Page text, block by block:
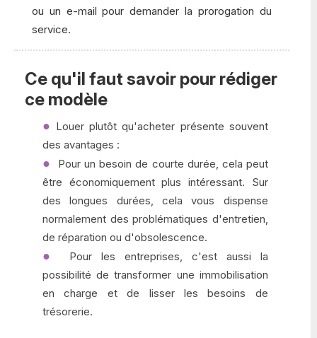
ou un e-mail pour demander la prorogation du
service.
Ce qu'il faut savoir pour rédiger
ce modèle
Louer plutôt qu'acheter présente souvent
des avantages :
Pour un besoin de courte durée, cela peut
être économiquement plus intéressant. Sur
des longues durées, cela vous dispense
normalement des problématiques d'entretien,
de réparation ou d'obsolescence.
Pour les entreprises, c'est aussi la
possibilité de transformer une immobilisation
en charge et de lisser les besoins de
trésorerie.